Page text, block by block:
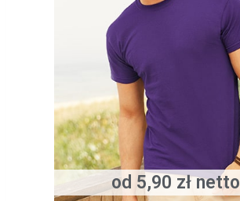
od 5,90 zł netto